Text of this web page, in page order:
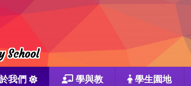
School
我們 學與教 學生園地